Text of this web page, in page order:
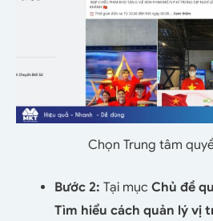
Chọn Trung tâm
Bước 2: Tại mục Chủ đề
Tìm hiểu cách quản lý vị